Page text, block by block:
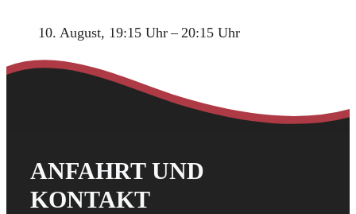
10. August, 19:15 Uhr–20:15 Uhr
ANFAHRT UND
KONTAKT